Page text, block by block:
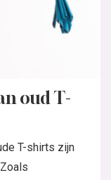
oud T-
T-shirts zijn